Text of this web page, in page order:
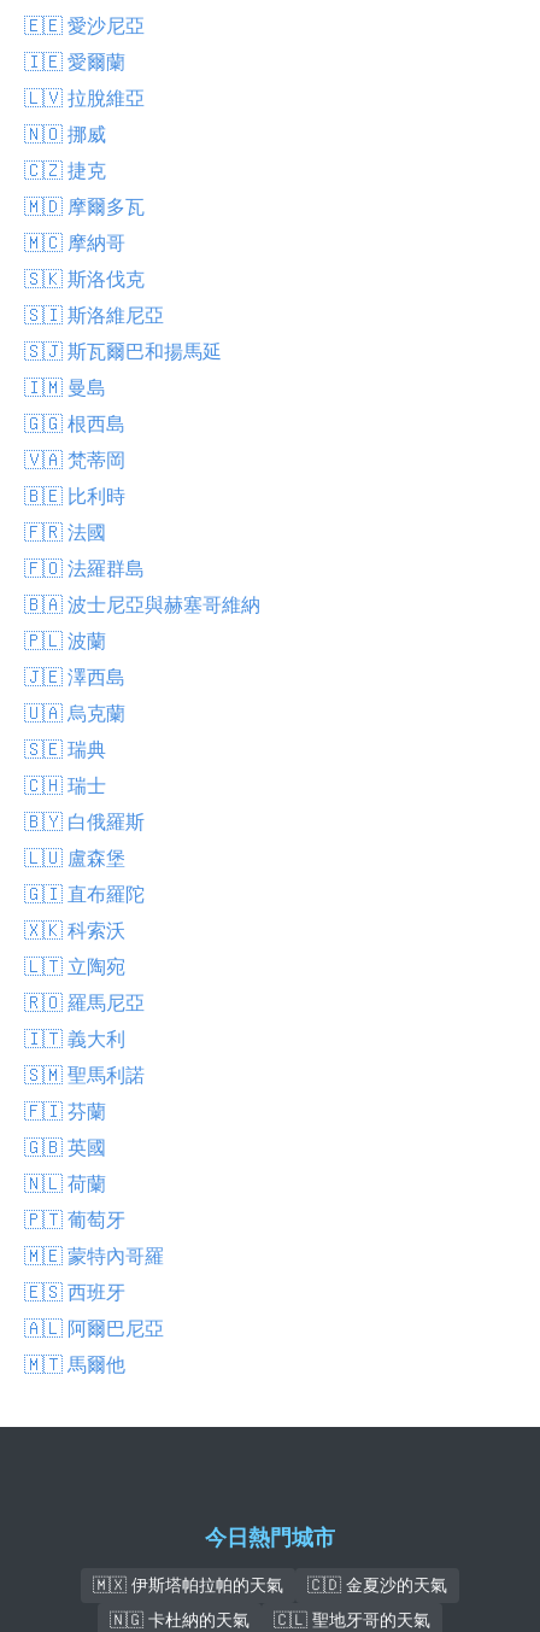
🇪🇪 愛沙尼亞
🇮🇪 愛爾蘭
🇱🇻 拉脫維亞
🇳🇴 挪威
🇨🇿 捷克
🇲🇩 摩爾多瓦
🇲🇨 摩納哥
🇸🇰 斯洛伐克
🇸🇮 斯洛維尼亞
🇸🇯 斯瓦爾巴和揚馬延
🇮🇲 曼島
🇬🇬 根西島
🇻🇦 梵蒂岡
🇧🇪 比利時
🇫🇷 法國
🇫🇴 法羅群島
🇧🇦 波士尼亞與赫塞哥維納
🇵🇱 波蘭
🇯🇪 澤西島
🇺🇦 烏克蘭
🇸🇪 瑞典
🇨🇭 瑞士
🇧🇾 白俄羅斯
🇱🇺 盧森堡
🇬🇮 直布羅陀
🇽🇰 科索沃
🇱🇹 立陶宛
🇷🇴 羅馬尼亞
🇮🇹 義大利
🇸🇲 聖馬利諾
🇫🇮 芬蘭
🇬🇧 英國
🇳🇱 荷蘭
🇵🇹 葡萄牙
🇲🇪 蒙特內哥羅
🇪🇸 西班牙
🇦🇱 阿爾巴尼亞
🇲🇹 馬爾他
今日熱門城市
🇲🇽 伊斯塔帕拉帕的天氣
🇨🇩 金夏沙的天氣
🇳🇬 卡杜納的天氣
🇨🇱 聖地牙哥的天氣